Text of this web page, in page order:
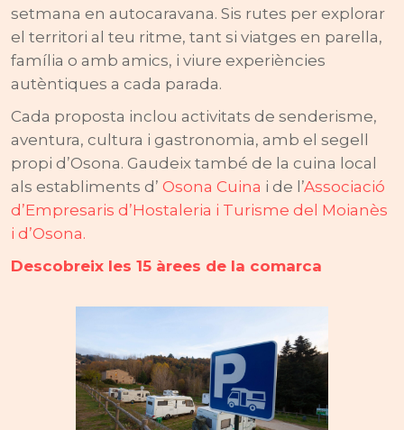
setmana en autocaravana. Sis rutes per explorar
el territori al teu ritme, tant si viatges en parella,
família o amb amics, i viure experiències
autèntiques a cada parada.
Cada proposta inclou activitats de senderisme,
aventura, cultura i gastronomia, amb el segell
propi d’Osona. Gaudeix també de la cuina local
als establiments d’Osona Cuina i de l’Associació
d’Empresaris d’Hostaleria i Turisme del Moianès
i d’Osona.
Descobreix les 15 àrees de la comarca